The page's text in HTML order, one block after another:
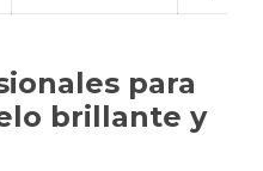
para
brillante y